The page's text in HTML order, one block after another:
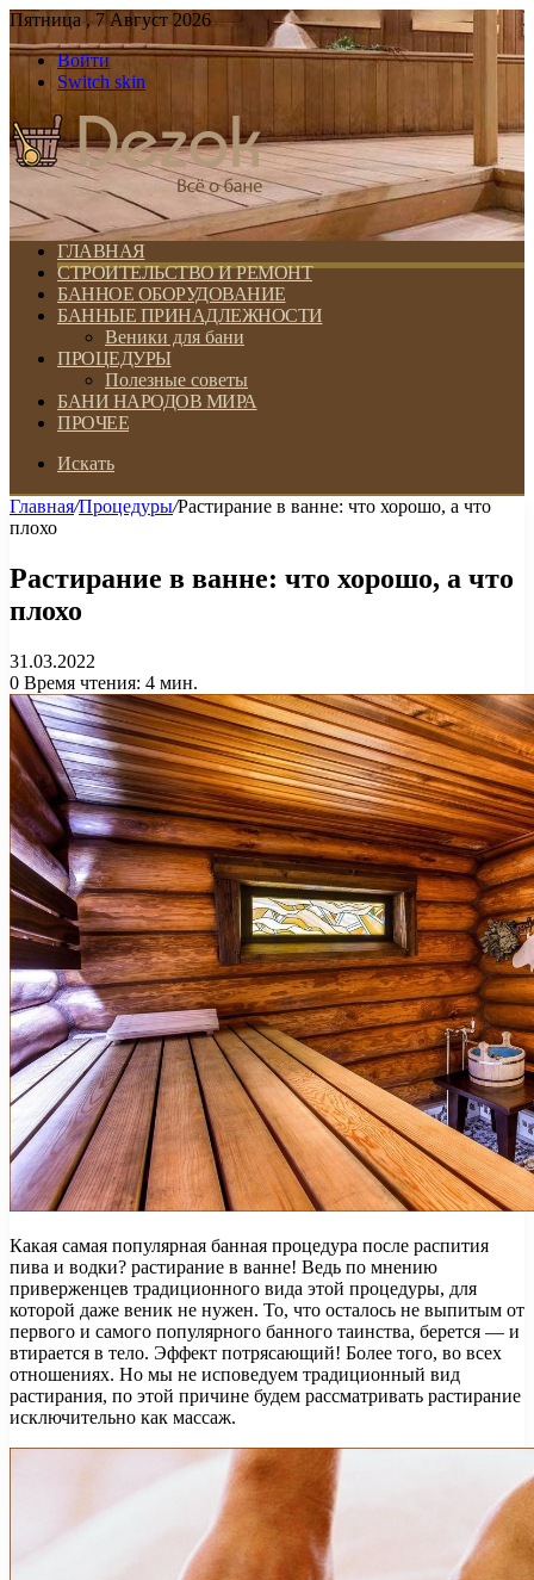
Пятница , 7 Август 2026
Войти
Switch skin
ГЛАВНАЯ
СТРОИТЕЛЬСТВО И РЕМОНТ
БАННОЕ ОБОРУДОВАНИЕ
БАННЫЕ ПРИНАДЛЕЖНОСТИ
Веники для бани
ПРОЦЕДУРЫ
Полезные советы
БАНИ НАРОДОВ МИРА
ПРОЧЕЕ
Искать
Главная/Процедуры/Растирание в ванне: что хорошо, а что
плохо
Растирание в ванне: что хорошо, а что
плохо
31.03.2022
0 Время чтения: 4 мин.
Какая самая популярная банная процедура после распития
пива и водки? растирание в ванне! Ведь по мнению
приверженцев традиционного вида этой процедуры, для
которой даже веник не нужен. То, что осталось не выпитым от
первого и самого популярного банного таинства, берется — и
втирается в тело. Эффект потрясающий! Более того, во всех
отношениях. Но мы не исповедуем традиционный вид
растирания, по этой причине будем рассматривать растирание
исключительно как массаж.